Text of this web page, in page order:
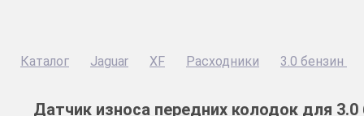
Каталог Jaguar XF Расходники 3.0 бензин
Датчик износа передних колодок для 3.0